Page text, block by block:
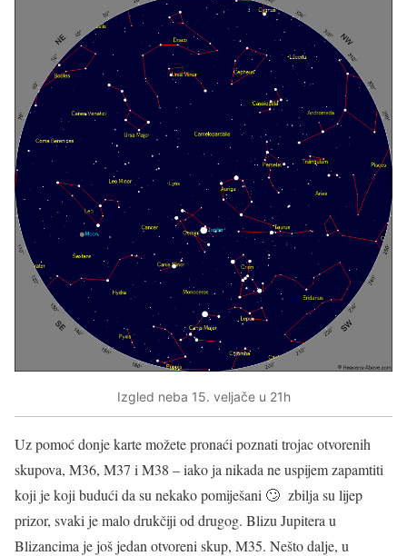
Izgled neba 15. veljače u 21h
Uz pomoć donje karte možete pronaći poznati trojac otvorenih
skupova, M36, M37 i M38 – iako ja nikada ne uspijem zapamtiti
koji je koji budući da su nekako pomiješani 🙄 zbilja su lijep
prizor, svaki je malo drukčiji od drugog. Blizu Jupitera u
Blizancima je još jedan otvoreni skup, M35. Nešto dalje, u